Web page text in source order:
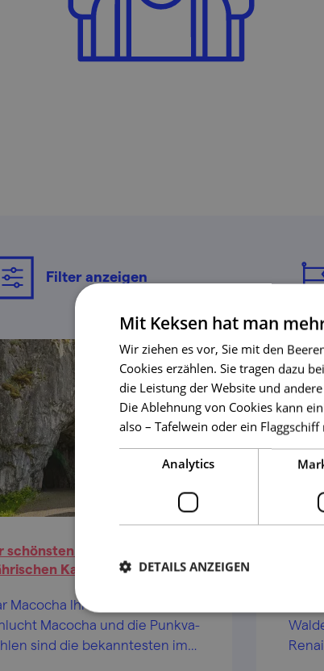
Filter anzeigen
schönsten Höhle des
Karstes
Macocha Ihr Ausflugsziel? Die
Macocha und die Punkva-
sind die bekanntesten im
Mit Keksen hat man
Wir ziehen es vor, Sie mit den
Cookies erzählen. Sie tragen dazu
die Leistung der Website und
Die Ablehnung von Cookies kann
also – Tafelwein oder ein
Analytics
DETAILS ANZEIGEN